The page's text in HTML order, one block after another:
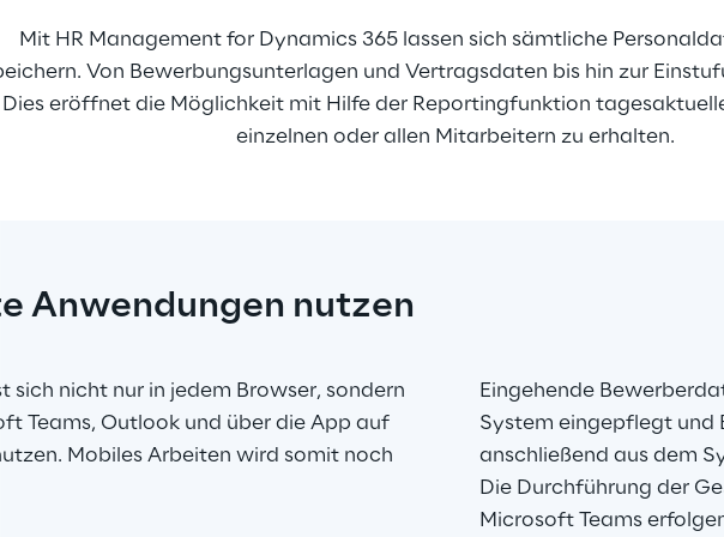
Mit HR Management for Dynamics 365 lassen sich sämtliche
Von Bewerbungsunterlagen und Vertragsdaten bis hin zur
Dies eröffnet die Möglichkeit mit Hilfe der Reportingfunktion
einzelnen oder allen Mitarbeitern zu erhalten.
Anwendungen nutzen
sich nicht nur in jedem Browser, sondern
Teams, Outlook und über die App auf
Mobiles Arbeiten wird somit noch
Eingehende
System eingepflegt und
anschließend aus dem
Die Durchführung der
Microsoft Teams